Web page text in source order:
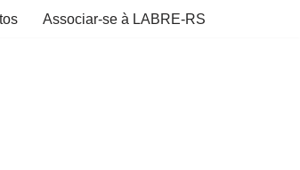
Associar-se à LABRE-RS